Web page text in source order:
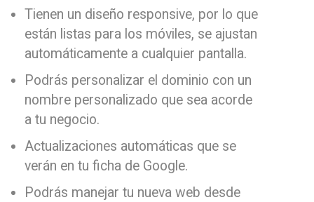
Tienen un diseño responsive, por lo que
están listas para los móviles, se ajustan
automáticamente a cualquier pantalla.
Podrás personalizar el dominio con un
nombre personalizado que sea acorde
a tu negocio.
Actualizaciones automáticas que se
verán en tu ficha de Google.
Podrás manejar tu nueva web desde